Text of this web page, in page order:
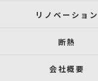
リノベーション
断熱
会社概要